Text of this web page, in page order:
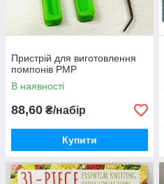
Пристрій для виготовлення
помпонів РМР
В наявності
88,60 ₴/набір
Купити